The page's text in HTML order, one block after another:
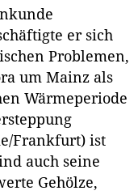
er sich
Problemen,
um Mainz als
Wärmeperiode
Frankfurt) ist
auch seine
Gehölze,